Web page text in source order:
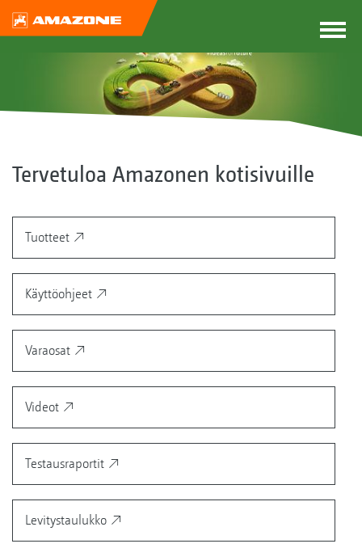
Tervetuloa Amazonen kotisivuille
Tuotteet
Käyttöohjeet
Varaosat
Videot
Testausraportit
Levitystaulukko